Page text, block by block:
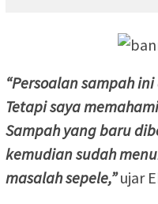
“Persoalan sampah
Tetapi saya
Sampah yang baru
kemudian sudah
masalah sepele,”ujar